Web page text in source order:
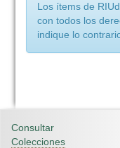
Los ítems de
con todos los
indique lo
Consultar
Colecciones